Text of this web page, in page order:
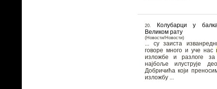
20. Колубарци у
Великом рату
(Новости/Новости)
... су заиста
говоре много и уче нас
изложбе и разлоге
најбоље илуструје
Добричића који
изложбу ...